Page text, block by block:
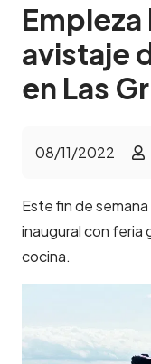
avistaje
en Las
08/11/2022
Este fin de
inaugural con feria
cocina.